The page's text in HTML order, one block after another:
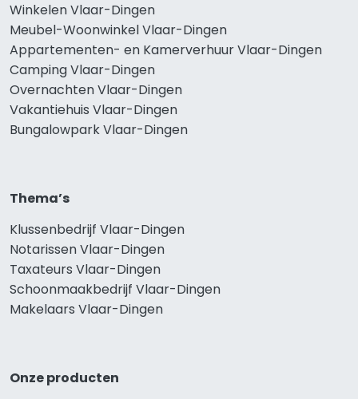
Winkelen Vlaar-Dingen
Meubel-Woonwinkel Vlaar-Dingen
Appartementen- en Kamerverhuur Vlaar-Dingen
Camping Vlaar-Dingen
Overnachten Vlaar-Dingen
Vakantiehuis Vlaar-Dingen
Bungalowpark Vlaar-Dingen
Thema’s
Klussenbedrijf Vlaar-Dingen
Notarissen Vlaar-Dingen
Taxateurs Vlaar-Dingen
Schoonmaakbedrijf Vlaar-Dingen
Makelaars Vlaar-Dingen
Onze producten